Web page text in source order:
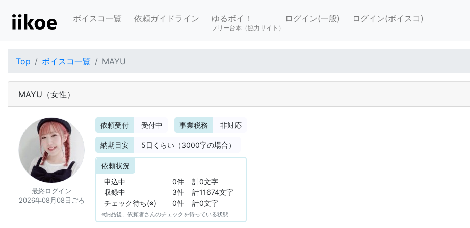
ボイスコ一覧 依頼ガイドライン ゆるボイ！
フリー台本（協力サイト）
ログイン(一般) ログイン(ボイスコ)
Top ボイスコ一覧 MAYU
MAYU （女性）
最終ログイン
2026年08月08日ごろ
依頼受付 受付中 事業税務 非対応
納期目安 5日くらい（3000字の場合）
依頼状況
申込中
0件
計0文字
収録中
3件
計11674文字
チェック待ち(※)
0件 計0文字
※納品後、依頼者さんのチェックを待っている状態